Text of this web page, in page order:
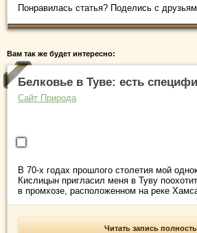
Понравилась статья? Поделись с
Вам так же будет интересно:
Белковье в Туве: есть
Сайт Природа
В 70-х годах прошлого столетия мой
Кислицын пригласил меня в Туву
в промхозе, расположенном на реке
Читать запись